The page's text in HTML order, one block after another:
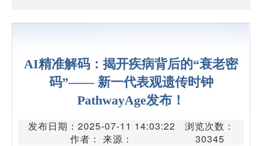
AI精准解码：揭开疾病背后的“衰老密
码”—— 新一代表观遗传时钟
PathwayAge发布！
发布日期：2025-07-11 14:03:22
作者： 来源：
浏览次数：
30345